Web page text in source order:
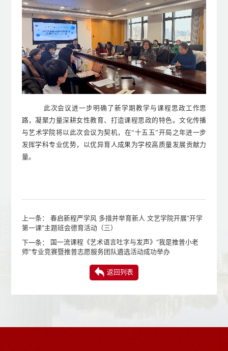
此次会议进一步 明确 了新学期教学与课程思政工作思
路，凝聚力量深耕女性教育、打造课程思政的特色。文化传播
与艺术学院将以此次会议为契机， 在“十五五”开局之年进一步
发挥学科专业优势，以优异育人成果为学校高质量发展贡献力
量。
上一条： 春启新程严学风 多措并举育新人 文艺学院开展“开学
第一课”主题班会德育活动（三）
下一条：
国一流课程《艺术语言吐字与发声》“我是推普小老
师”专业竞赛暨推普志愿服务团队遴选活动成功举办
返回列表